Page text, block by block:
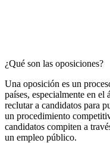
¿Qué son las oposiciones?
Una oposición es un
países, especialmente en
reclutar a candidatos para
un procedimiento
candidatos compiten a
un empleo público.